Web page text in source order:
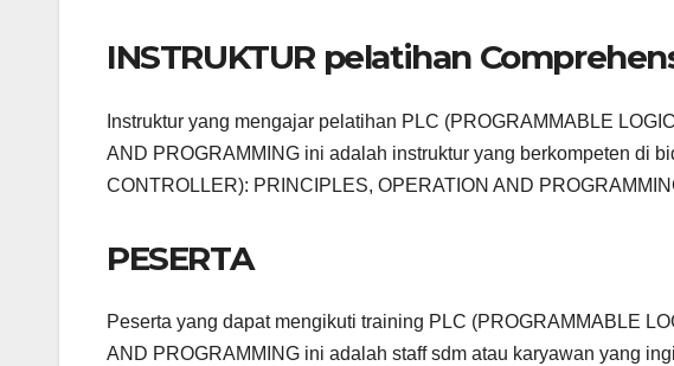
INSTRUKTUR pelatihan
Instruktur yang mengajar pelatihan PLC (PROGRAMMABLE
AND PROGRAMMING ini adalah instruktur yang berkompeten di
CONTROLLER): PRINCIPLES, OPERATION AND
PESERTA
Peserta yang dapat mengikuti training PLC (PROGRAMMABLE
AND PROGRAMMING ini adalah staff sdm atau karyawan yang